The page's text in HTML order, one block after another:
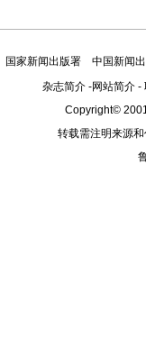
国家新闻出版署
中国新闻
杂志简介-网站简介-
Copyright©
转载需注明来源